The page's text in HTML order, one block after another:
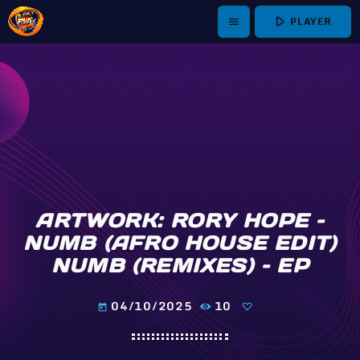
menu play_arrow PLAYER
ARTWORK: RORY HOPE –
NUMB (AFRO HOUSE EDIT)
NUMB (REMIXES) – EP
today 04/10/2025 10